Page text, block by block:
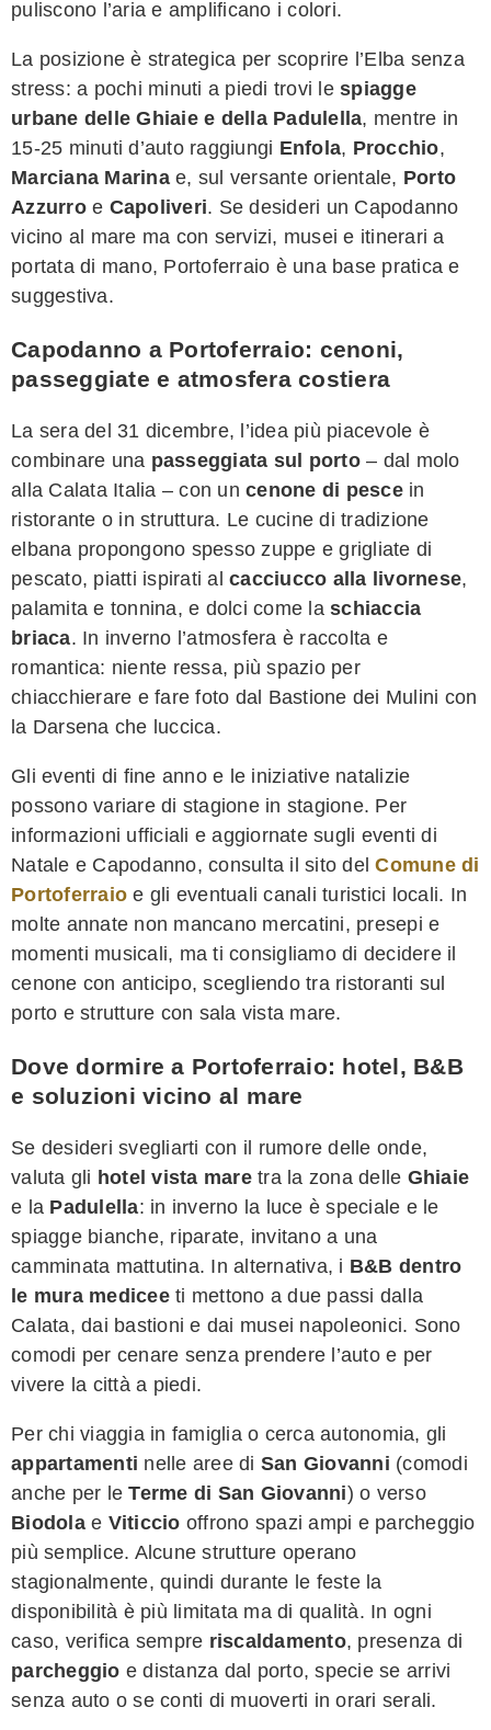
puliscono l’aria e amplificano i colori.
La posizione è strategica per scoprire l’Elba senza
stress: a pochi minuti a piedi trovi le spiagge
urbane delle Ghiaie e della Padulella, mentre in
15-25 minuti d’auto raggiungi Enfola, Procchio,
Marciana Marinae, sul versante orientale, Porto
Azzurroe Capoliveri. Se desideri un Capodanno
vicino al mare ma con servizi, musei e itinerari a
portata di mano, Portoferraio è una base pratica e
suggestiva.
Capodanno a Portoferraio: cenoni,
passeggiate e atmosfera costiera
La sera del 31 dicembre, l’idea più piacevole è
combinare una passeggiata sul porto– dal molo
alla Calata Italia – con un cenone di pescein
ristorante o in struttura. Le cucine di tradizione
elbana propongono spesso zuppe e grigliate di
pescato, piatti ispirati al cacciucco alla livornese,
palamita e tonnina, e dolci come la schiaccia
briaca. In inverno l’atmosfera è raccolta e
romantica: niente ressa, più spazio per
chiacchierare e fare foto dal Bastione dei Mulini con
la Darsena che luccica.
Gli eventi di fine anno e le iniziative natalizie
possono variare di stagione in stagione. Per
informazioni ufficiali e aggiornate sugli eventi di
Natale e Capodanno, consulta il sito delComune di
Portoferraio e gli eventuali canali turistici locali. In
molte annate non mancano mercatini, presepi e
momenti musicali, ma ti consigliamo di decidere il
cenone con anticipo, scegliendo tra ristoranti sul
porto e strutture con sala vista mare.
Dove dormire a Portoferraio: hotel, B&B
e soluzioni vicino al mare
Se desideri svegliarti con il rumore delle onde,
valuta gli hotel vista maretra la zona delle Ghiaie
e la Padulella: in inverno la luce è speciale e le
spiagge bianche, riparate, invitano a una
camminata mattutina. In alternativa, i B&B dentro
le mura mediceeti mettono a due passi dalla
Calata, dai bastioni e dai musei napoleonici. Sono
comodi per cenare senza prendere l’auto e per
vivere la città a piedi.
Per chi viaggia in famiglia o cerca autonomia, gli
appartamenti nelle aree di San Giovanni (comodi
anche per leTerme di San Giovanni) o verso
Biodolae Viticcio offrono spazi ampi e parcheggio
più semplice. Alcune strutture operano
stagionalmente, quindi durante le feste la
disponibilità è più limitata ma di qualità. In ogni
caso, verifica sempre riscaldamento, presenza di
parcheggio e distanza dal porto, specie se arrivi
senza auto o se conti di muoverti in orari serali.